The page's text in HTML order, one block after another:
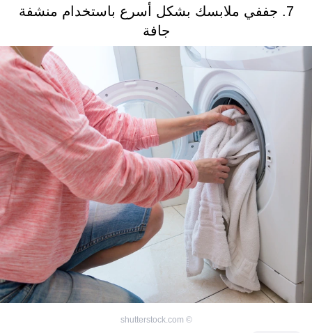
7. جففي ملابسك بشكل أسرع باستخدام منشفة
جافة
©
shutterstock.com